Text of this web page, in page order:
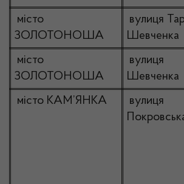
місто
ЗОЛОТОНОША
вулиця
Шевченка
місто
ЗОЛОТОНОША
вулиця
Шевченка
місто КАМ’ЯНКА
вулиця